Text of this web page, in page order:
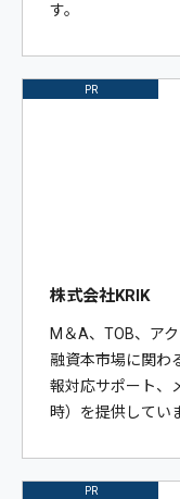
す。
PR
株式会社KRIK
M＆A、TOB、ア
融資本市場に関わ
報対応サポート、
時）を提供してい
PR